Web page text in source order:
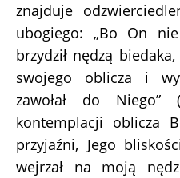
znajduje
ubogiego: „Bo On
brzydził nędzą
swojego oblicza i
zawołał do Niego”
kontemplacji oblicza
przyjaźni, Jego
wejrzał na moją